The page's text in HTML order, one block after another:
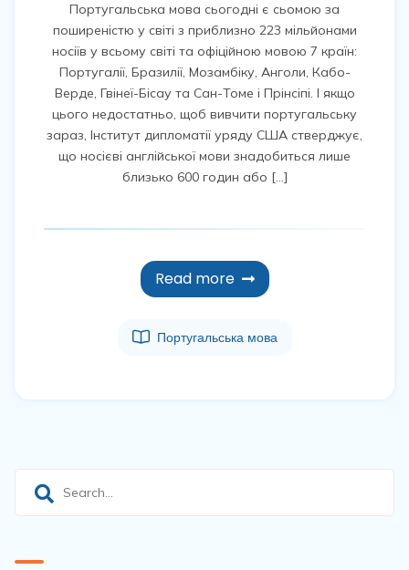
Португальська мова сьогодні є сьомою за
поширеністю у світі з приблизно 223 мільйонами
носіїв у всьому світі та офіційною мовою 7 країн:
Португалії, Бразилії, Мозамбіку, Анголи, Кабо-
Верде, Гвінеї-Бісау та Сан-Томе і Прінсіпі. І якщо
цього недостатньо, щоб вивчити португальську
зараз, Інститут дипломатії уряду США стверджує,
що носієві англійської мови знадобиться лише
близько 600 годин або […]
Read more
Португальська мова